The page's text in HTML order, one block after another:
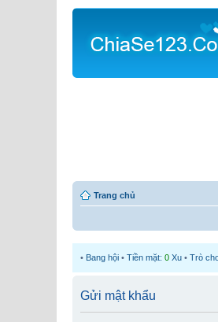
Trang chủ
• Bang hội • Tiền mặt: 0 Xu • Trò
Gửi mật khẩu